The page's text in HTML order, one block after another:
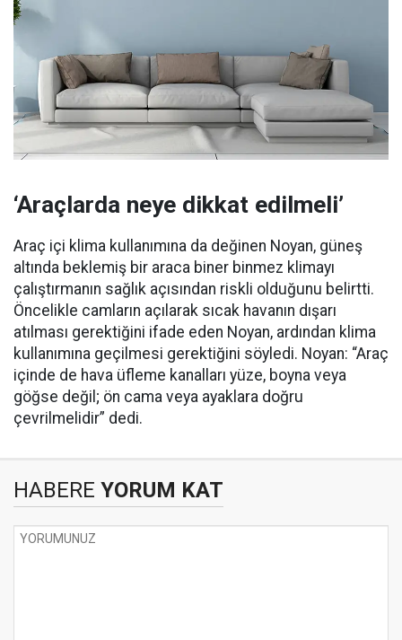
‘Araçlarda neye dikkat edilmeli’
Araç içi klima kullanımına da değinen Noyan, güneş
altında beklemiş bir araca biner binmez klimayı
çalıştırmanın sağlık açısından riskli olduğunu belirtti.
Öncelikle camların açılarak sıcak havanın dışarı
atılması gerektiğini ifade eden Noyan, ardından klima
kullanımına geçilmesi gerektiğini söyledi. Noyan: “Araç
içinde de hava üfleme kanalları yüze, boyna veya
göğse değil; ön cama veya ayaklara doğru
çevrilmelidir” dedi.
HABERE YORUM KAT